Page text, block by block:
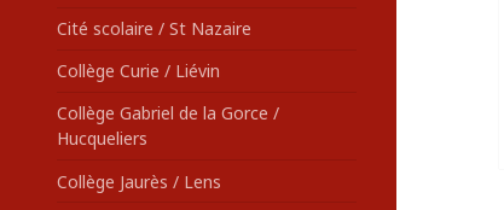
Cité scolaire / St Nazaire
Collège Curie / Liévin
Collège Gabriel de la Gorce /
Hucqueliers
Collège Jaurès / Lens